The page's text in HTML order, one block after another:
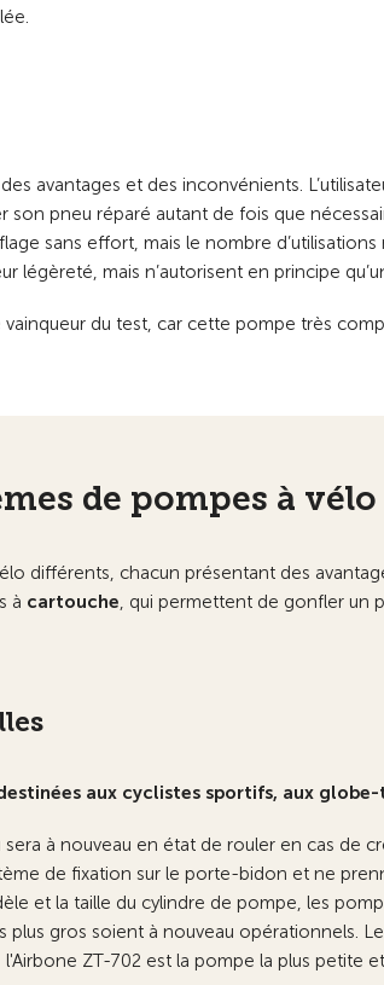
avantages et des inconvénients.
pneu réparé autant de fois que
sans effort, mais le nombre
légèreté, mais n’autorisent en principe
vainqueur du test, car cette pompe très
de pompes à vélo
différents, chacun présentant des
à cartouche, qui permettent de gonfler un
aux cyclistes sportifs, aux
à nouveau en état de rouler en cas de
de fixation sur le porte-bidon et ne
et la taille du cylindre de pompe, les
plus gros soient à nouveau opérationnels.
ZT-702 est la pompe la plus petite